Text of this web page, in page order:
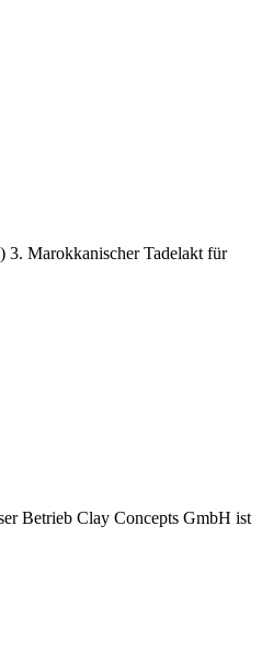
3. Marokkanischer Tadelakt für
Betrieb Clay Concepts GmbH ist